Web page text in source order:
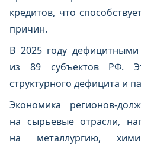
кредитов, что
причин.
В 2025 году
из 89 субъектов РФ.
структурного дефицита и
Экономика регионов-
на сырьевые отрасли,
на металлургию,